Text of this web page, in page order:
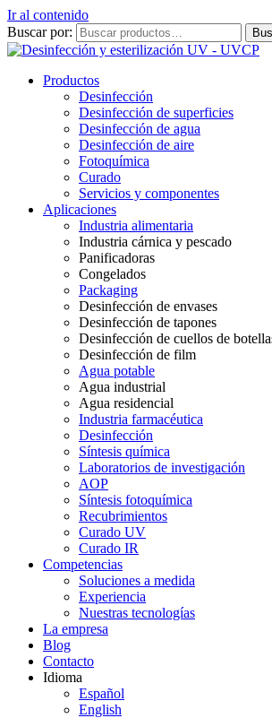
Ir al contenido
Buscar por:
Productos
Desinfección
Desinfección de superficies
Desinfección de agua
Desinfección de aire
Fotoquímica
Curado
Servicios y componentes
Aplicaciones
Industria alimentaria
Industria cárnica y pescado
Panificadoras
Congelados
Packaging
Desinfección de envases
Desinfección de tapones
Desinfección de cuellos de
Desinfección de film
Agua potable
Agua industrial
Agua residencial
Industria farmacéutica
Desinfección
Síntesis química
Laboratorios de investigación
AOP
Síntesis fotoquímica
Recubrimientos
Curado UV
Curado IR
Competencias
Soluciones a medida
Experiencia
Nuestras tecnologías
La empresa
Blog
Contacto
Idioma
Español
English